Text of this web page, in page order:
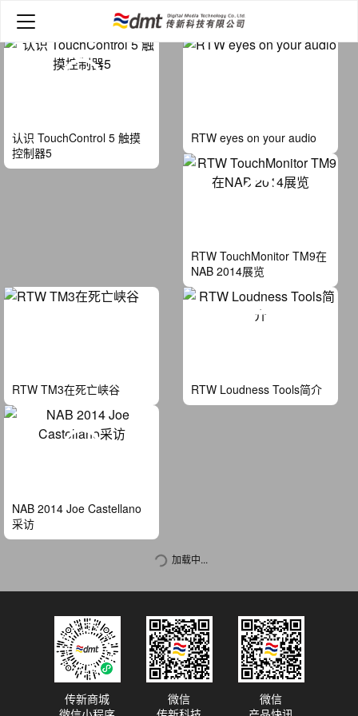
认识 TouchControl 5 触摸
控制器5
RTW eyes on your audio
RTW TouchMonitor TM9在
NAB 2014展览
RTW TM3在死亡峡谷 RTW Loudness Tools简介
NAB 2014 Joe Castellano
采访
加载中...
传新商城
微信
微信